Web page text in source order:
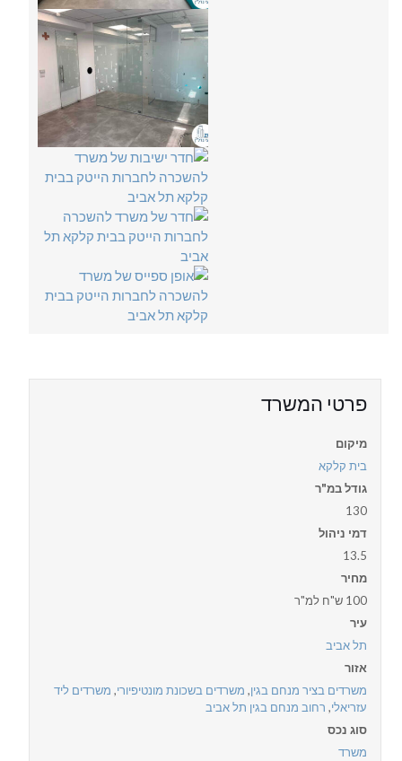
פרטי המשרד
מיקום
בית קלקא
גודל במ"ר
130
דמי ניהול
13.5
מחיר
100 ש"ח למ"ר
עיר
תל אביב
אזור
משרדים בציר מנחם בגין, משרדים בשכונת מונטיפיורי, משרדים ליד
עזריאלי, רחוב מנחם בגין תל אביב
סוג נכס
משרד